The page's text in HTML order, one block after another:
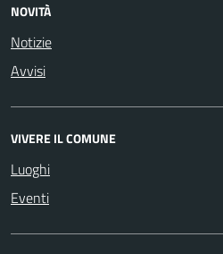
NOVITÀ
Notizie
Avvisi
VIVERE IL COMUNE
Luoghi
Eventi